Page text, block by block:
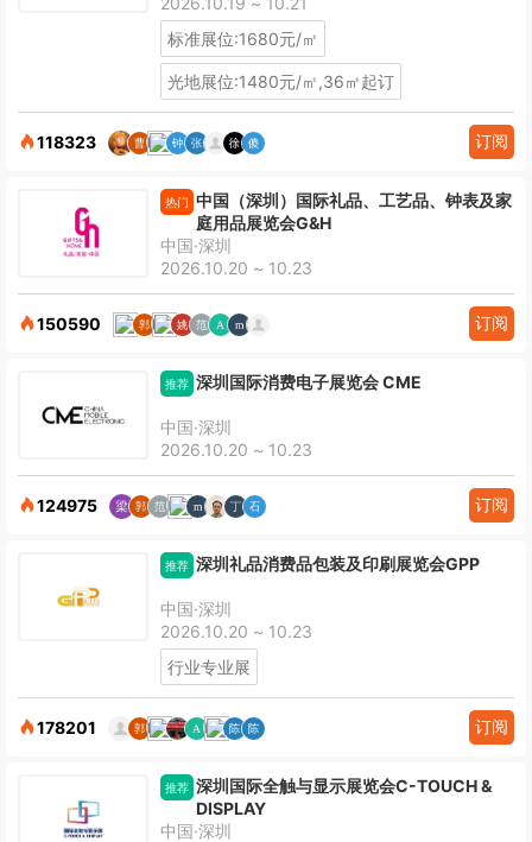
标准展位:1680元/㎡
光地展位:1480元/㎡,36㎡起订
118323 订阅
热门 中国（深圳）国际礼品、工艺品、钟表及家
庭用品展览会G&H
中国·深圳
2026.10.20 ~ 10.23
150590 订阅
推荐 深圳国际消费电子展览会 CME
中国·深圳
2026.10.20 ~ 10.23
124975 订阅
推荐 深圳礼品消费品包装及印刷展览会GPP
中国·深圳
2026.10.20 ~ 10.23
行业专业展
178201 订阅
推荐 深圳国际全触与显示展览会C-TOUCH &
DISPLAY
中国·深圳